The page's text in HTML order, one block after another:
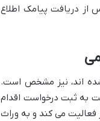
از دریافت پیامک اطلاع
جدید، تکلیف متوفیانی که پیش از تاریخ ۳ مرداد ۱۴۰۴ فوت شده اند، نیز مشخص است.
به ثبت درخواست اقدام
فعالیت می کند و به وراث